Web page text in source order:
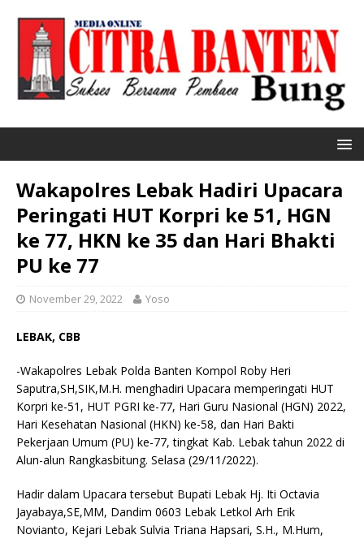
Wakapolres Lebak Hadiri Upacara
Peringati HUT Korpri ke 51, HGN
ke 77, HKN ke 35 dan Hari Bhakti
PU ke 77
November 29, 2022 Yoso
LEBAK, CBB
-Wakapolres Lebak Polda Banten Kompol Roby Heri
Saputra,SH,SIK,M.H. menghadiri Upacara memperingati HUT
Korpri ke-51, HUT PGRI ke-77, Hari Guru Nasional (HGN) 2022,
Hari Kesehatan Nasional (HKN) ke-58, dan Hari Bakti
Pekerjaan Umum (PU) ke-77, tingkat Kab. Lebak tahun 2022 di
Alun-alun Rangkasbitung. Selasa (29/11/2022).
Hadir dalam Upacara tersebut Bupati Lebak Hj. Iti Octavia
Jayabaya,SE,MM, Dandim 0603 Lebak Letkol Arh Erik
Novianto, Kejari Lebak Sulvia Triana Hapsari, S.H., M.Hum,